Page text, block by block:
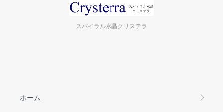
スパイラル水晶クリステラ
ホーム